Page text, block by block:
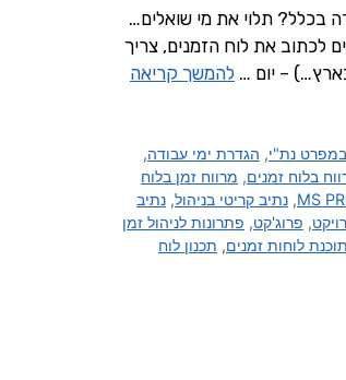
בכלל? תלוי את מי שואלים…
לכתוב את לוח הזמנים, צריך
– יום … להמשך קריאה
נת"י, הגדרת ימי עבודה,
בלוח זמנים, מרווח זמן בלוח
, נתיב קריטי בניהול, נתיב
, פרוג'קט, פתרונות לניהול זמן
תוכנת לוחות זמנים, תכנון לוח